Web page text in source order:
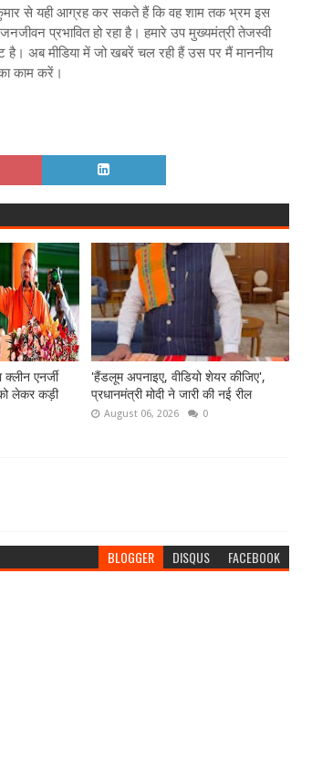
से यही आग्रह कर सकते हैं कि वह शाम तक भ्रम इस
प्रभावित हो रहा है। हमारे उप मुख्यमंत्री तेजस्वी
अब मीडिया में जो खबरें चल रही हैं उस पर मैं माननीय
काम करें।
क्लीन एनर्जी
लेकर कड़ी
'हैंडलूम अपनाइए, वीडियो शेयर कीजिए',
प्रधानमंत्री मोदी ने जारी की नई रील
August 06, 2026 0
BLOGGER DISQUS FACEBOOK